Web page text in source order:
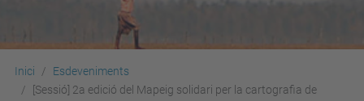
Inici
Esdeveniments
[Sessió] 2a edició del Mapeig solidari per la cartografia de